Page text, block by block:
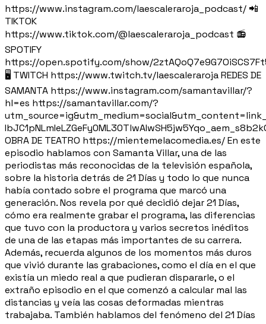
https://www.instagram.com/laescaleraroja_podcast/ 📲
TIKTOK
https://www.tiktok.com/@laescaleraroja_podcast 📻
SPOTIFY
https://open.spotify.com/show/
🖥️ TWITCH https://www.twitch.tv/laescaleraroja REDES DE
SAMANTA https://www.instagram.com/samantavillar/?
hl=es https://samantavillar.com/?
OBRA DE TEATRO https://mientemelacomedia.es/ En este
episodio hablamos con Samanta Villar, una de las
periodistas más reconocidas de la televisión española,
sobre la historia detrás de 21 Días y todo lo que nunca
había contado sobre el programa que marcó una
generación. Nos revela por qué decidió dejar 21 Días,
cómo era realmente grabar el programa, las diferencias
que tuvo con la productora y varios secretos inéditos
de una de las etapas más importantes de su carrera.
Además, recuerda algunos de los momentos más duros
que vivió durante las grabaciones, como el día en el que
existía un miedo real a que pudieran dispararle, o el
extraño episodio en el que comenzó a calcular mal las
distancias y veía las cosas deformadas mientras
trabajaba. También hablamos del fenómeno del 21 Días